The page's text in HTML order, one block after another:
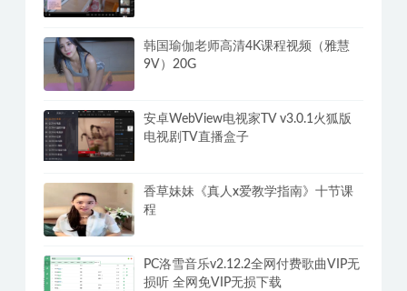
韩国瑜伽老师高清4K课程视频（雅慧
9V）20G
安卓WebView电视家TV v3.0.1火狐版
电视剧TV直播盒子
香草妹妹《真人x爱教学指南》十节课
程
PC洛雪音乐v2.12.2全网付费歌曲VIP无
损听 全网免VIP无损下载